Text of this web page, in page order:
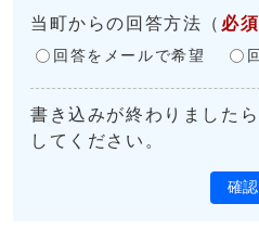
当町からの回答方法 （ 必須
回答をメールで希望
書き込みが終わりました
してください。
確認